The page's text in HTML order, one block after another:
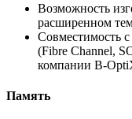
Возможность
расширенном
Совместимость
(Fibre Channel,
компании B-
Память